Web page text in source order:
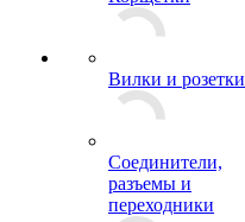
Вилки и розетки
Соединители,
разъемы и
переходники